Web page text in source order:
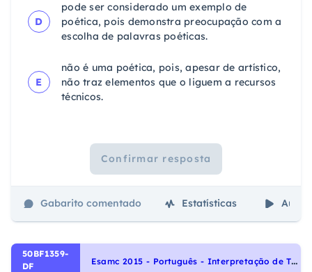
D
pode ser considerado um exemplo de
poética, pois demonstra preocupação com a
escolha de palavras poéticas.
E
não é uma poética, pois, apesar de artístico,
não traz elementos que o liguem a recursos
técnicos.
Confirmar resposta
Gabarito comentado Estatísticas Aulas
50BF1359-
DF
E
samc 2015 - Português - Interpretação de Textos, Noções Gerais de Compreensão e Interpretação de Texto